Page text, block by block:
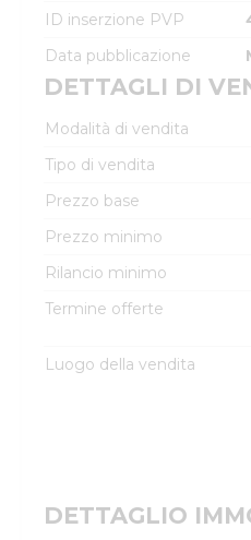
ID inserzione PVP
Data pubblicazione
DETTAGLI DI
Modalità di vendita
Tipo di vendita
Prezzo base
Prezzo minimo
Rilancio minimo
Termine offerte
Luogo della vendita
DETTAGLIO